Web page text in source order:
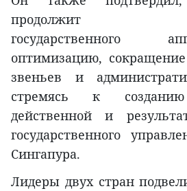
продолжит
государственного
оптимизацию,
звеньев и
стремясь к
действенной и
государственного
Сингапура.
Лидеры двух стран